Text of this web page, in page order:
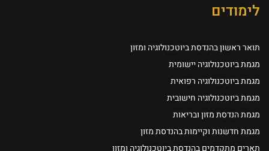
לימודים
תואר ראשון בהנדסת ביוטכנולוגיה ומזון
מגמת ביוטכנולוגיה יישומית
מגמת ביוטכנולוגיה רפואית
מגמת ביוטכנולוגיה חישובית
מגמת הנדסת מזון ובריאות
מגמת חדשנות וקיימות בהנדסת מזון